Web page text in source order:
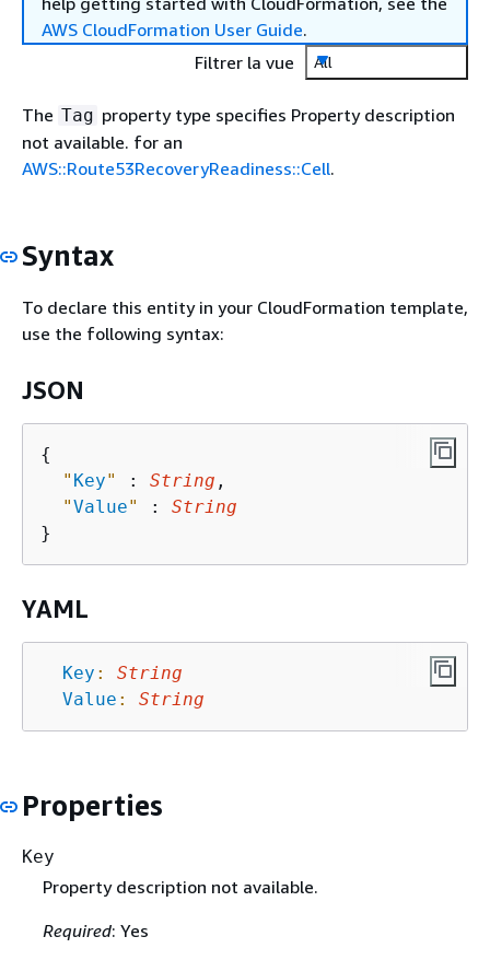
AWS CloudFormation User Guide.
Filtrer la vue
All
The Tag property type specifies Property description
not available. for an
AWS::Route53RecoveryReadiness::Cell.
Syntax
To declare this entity in your CloudFormation template,
use the following syntax:
JSON
{
" Key" : String ,
"Value" : String
YAML
Key :
String
Value : String
Properties
Key
Property description not available.
Required: Yes